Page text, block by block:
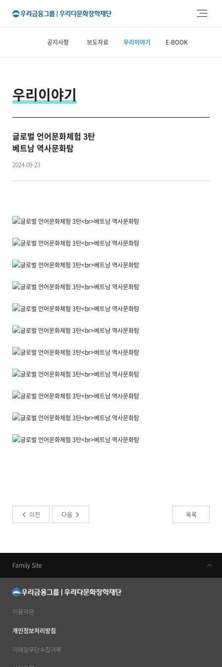
본문 바로가기
주메뉴 바로가기
공지사항 보도자료 우리이야기 E-BOOK
우리이야기
글로벌 언어문화체험 3탄
베트남 역사문화탐
2024-09-23
이전 다음 목록
이용약관
개인정보처리방침
이메일무단수집거부
Family Site
우리금융지주
우리은행
동양생명
우리카드
우리금융캐피탈